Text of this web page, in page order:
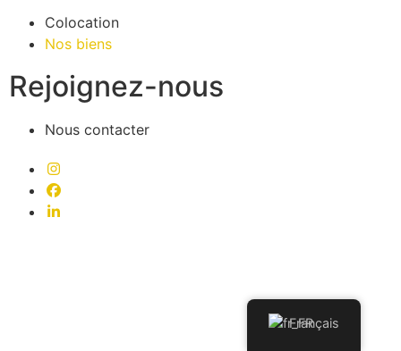
Colocation
Nos biens
Rejoignez-nous
Nous contacter
Français